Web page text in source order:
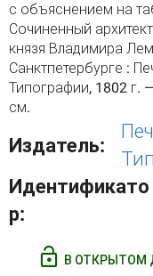
с объяснением на
Сочиненный
князя Владимира
Санктпетербурге :
Типографии, 1802 г.
см.
Издатель:
Идентификато
р:
В ОТКРЫТОМ